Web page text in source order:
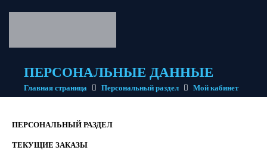
ПЕРСОНАЛЬНЫЕ ДАННЫЕ
Главная страница Персональный раздел Мой кабинет
ПЕРСОНАЛЬНЫЙ РАЗДЕЛ
ТЕКУЩИЕ ЗАКАЗЫ